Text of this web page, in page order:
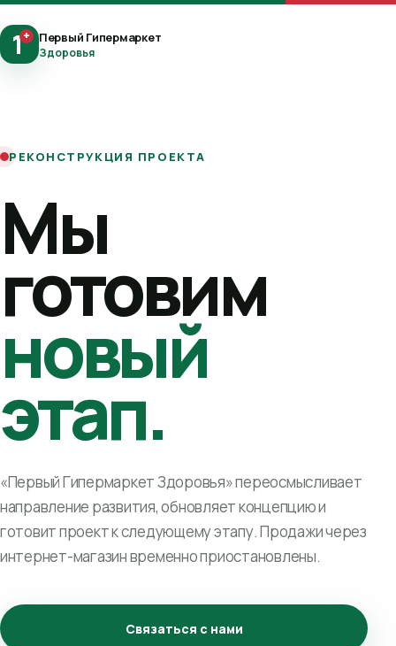
1+ Первый Гипермаркет
Здоровья
РЕКОНСТРУКЦИЯ ПРОЕКТА
Мы
готовим
новый
этап.
«Первый Гипермаркет Здоровья» переосмысливает
направление развития, обновляет концепцию и
готовит проект к следующему этапу. Продажи через
интернет-магазин временно приостановлены.
Связаться с нами